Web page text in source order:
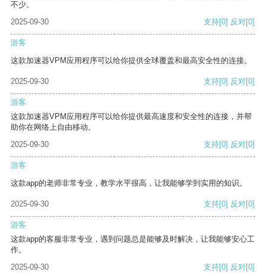
不少。
2025-09-30
支持[0] 反对[0]
游客
这款加速器VPM应用程序可以给你提供全球覆盖和最高安全性的连接。
2025-09-30 支持[0] 反对[0]
游客
这款加速器VPM应用程序可以给你提供最高速度和安全性的连接，并帮
助你在网络上自由移动。
2025-09-30
支持[0] 反对[0]
游客
这款app的老师非常专业，教学水平很高，让我能够学到实用的知识。
2025-09-30 支持[0] 反对[0]
游客
这款app的客服非常专业，遇到问题总是能够及时解决，让我能够安心工
作。
2025-09-30
支持[0] 反对[0]